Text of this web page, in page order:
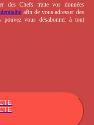
des Chefs traite vos données
afin de vous adresser des
pouvez vous désabonner à tout